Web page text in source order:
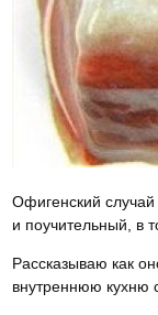
Офигенский
и поучительный, в
Рассказываю как
внутреннюю кухню